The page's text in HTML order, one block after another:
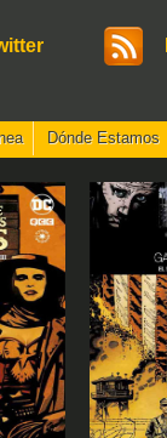
Dónde Estamos